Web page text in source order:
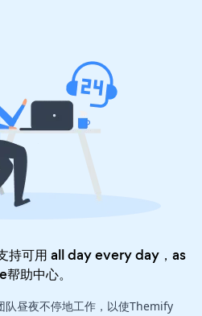
可用 all day every day，as
帮助中心。
队昼夜不停地工作，以使Themify